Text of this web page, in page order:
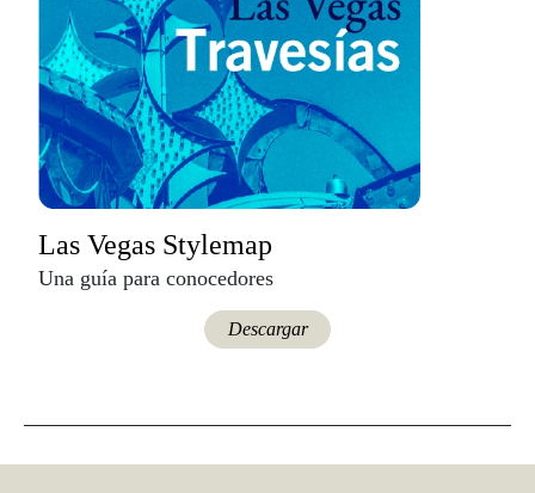
Las Vegas Stylemap
Una guía para conocedores
Descargar